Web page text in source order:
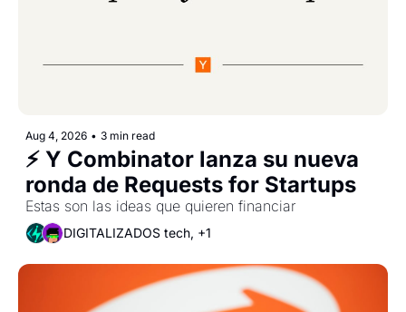
Aug 4, 2026 • 3 min read
⚡ Y Combinator lanza su nueva
ronda de Requests for Startups
Estas son las ideas que quieren financiar
DIGITALIZADOS tech, +1